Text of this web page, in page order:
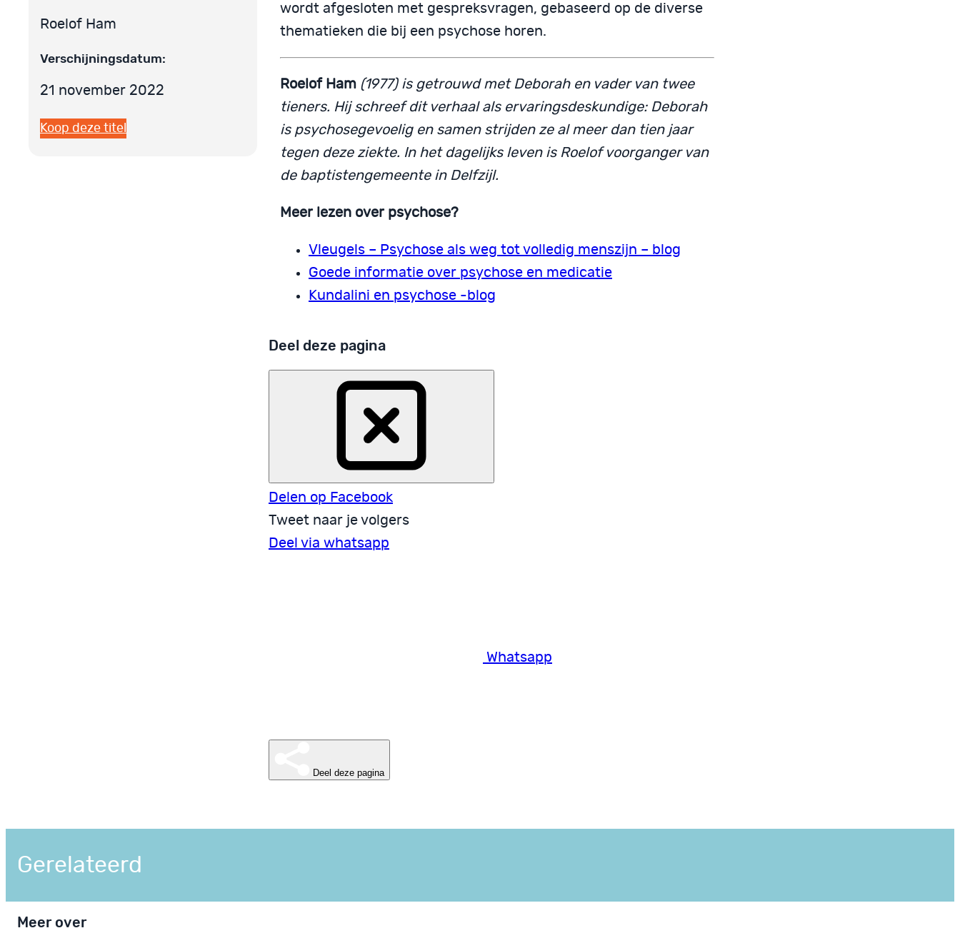
Roelof Ham
Verschijningsdatum:
21 november 2022
Koop deze titel
wordt afgesloten met gespreksvragen, gebaseerd op de diverse
thematieken die bij een psychose horen.
Roelof Ham (1977) is getrouwd met Deborah en vader van twee
tieners. Hij schreef dit verhaal als ervaringsdeskundige: Deborah
is psychosegevoelig en samen strijden ze al meer dan tien jaar
tegen deze ziekte. In het dagelijks leven is Roelof voorganger van
de baptistengemeente in Delfzijl.
Meer lezen over psychose?
Vleugels – Psychose als weg tot volledig menszijn – blog
Goede informatie over psychose en medicatie
Kundalini en psychose -blog
Deel deze pagina
Delen op Facebook
Tweet naar je volgers
Deel via whatsapp
Whatsapp
Deel deze pagina
Gerelateerd
Meer over